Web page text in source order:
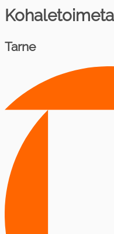
Tarne